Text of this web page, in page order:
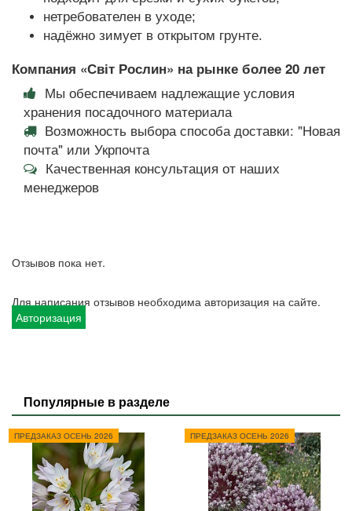
нетребователен в уходе;
надёжно зимует в открытом грунте.
Компания «Світ Рослин» на рынке более 20 лет
Мы обеспечиваем надлежащие условия
хранения посадочного материала
Возможность выбора способа доставки: "Новая
почта" или Укрпочта
Качественная консультация от наших
менеджеров
Отзывов пока нет.
Для написания отзывов необходима авторизация на сайте.
Авторизация
Популярные в разделе
ПРЕДЗАКАЗ ОСЕНЬ 2026 ПРЕДЗАКАЗ ОСЕНЬ 2026